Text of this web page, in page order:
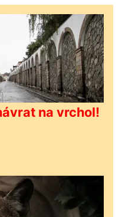
na vrchol!